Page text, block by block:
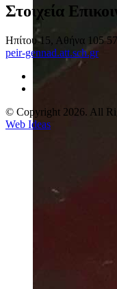
Στοιχεία
Ηπίτου 15, Αθήνα 105 57
peir-gennad.att.sch.gr
© Copyright 2026. All
Web Ideas